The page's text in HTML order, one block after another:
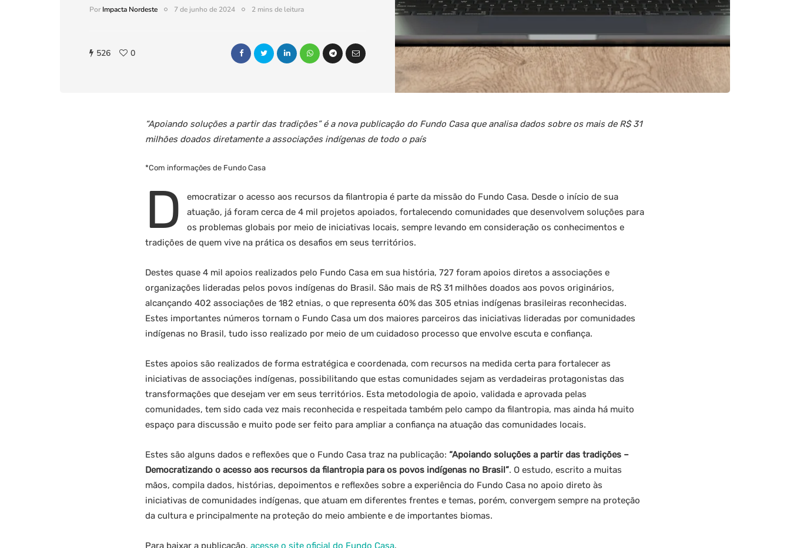
PorImpacta Nordeste 7 de junho de 2024 2 mins de leitura
526 0
“Apoiando soluções a partir das tradições” é a nova publicação do Fundo Casa que analisa dados sobre os mais de R$ 31
milhões doados diretamente a associações indígenas de todo o país
*Com informações de Fundo Casa
D
emocratizar o acesso aos recursos da filantropia é parte da missão do Fundo Casa. Desde o início de sua
atuação, já foram cerca de 4 mil projetos apoiados, fortalecendo comunidades que desenvolvem soluções para
os problemas globais por meio de iniciativas locais, sempre levando em consideração os conhecimentos e
tradições de quem vive na prática os desafios em seus territórios.
Destes quase 4 mil apoios realizados pelo Fundo Casa em sua história, 727 foram apoios diretos a associações e
organizações lideradas pelos povos indígenas do Brasil. São mais de R$ 31 milhões doados aos povos originários,
alcançando 402 associações de 182 etnias, o que representa 60% das 305 etnias indígenas brasileiras reconhecidas.
Estes importantes números tornam o Fundo Casa um dos maiores parceiros das iniciativas lideradas por comunidades
indígenas no Brasil, tudo isso realizado por meio de um cuidadoso processo que envolve escuta e confiança.
Estes apoios são realizados de forma estratégica e coordenada, com recursos na medida certa para fortalecer as
iniciativas de associações indígenas, possibilitando que estas comunidades sejam as verdadeiras protagonistas das
transformações que desejam ver em seus territórios. Esta metodologia de apoio, validada e aprovada pelas
comunidades, tem sido cada vez mais reconhecida e respeitada também pelo campo da filantropia, mas ainda há muito
espaço para discussão e muito pode ser feito para ampliar a confiança na atuação das comunidades locais.
Estes são alguns dados e reflexões que o Fundo Casa traz na publicação: “Apoiando soluções a partir das tradições –
Democratizando o acesso aos recursos da filantropia para os povos indígenas no Brasil”. O estudo, escrito a muitas
mãos, compila dados, histórias, depoimentos e reflexões sobre a experiência do Fundo Casa no apoio direto às
iniciativas de comunidades indígenas, que atuam em diferentes frentes e temas, porém, convergem sempre na proteção
da cultura e principalmente na proteção do meio ambiente e de importantes biomas.
Para baixar a publicação, acesse o site oficial do Fundo Casa.